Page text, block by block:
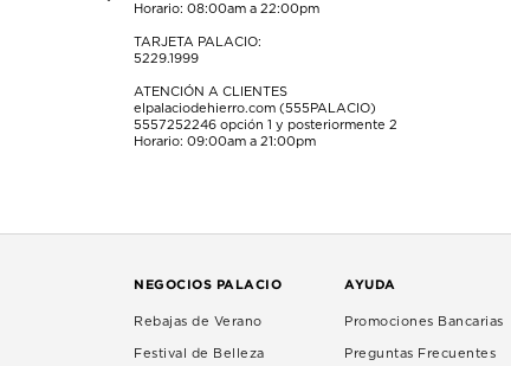
Horario: 08:00am a 22:00pm
TARJETA PALACIO:
5229.1999
ATENCIÓN A CLIENTES
elpalaciodehierro.com (555PALACIO)
5557252246 opción 1 y posteriormente 2
Horario: 09:00am a 21:00pm
NEGOCIOS PALACIO
Rebajas de Verano
Festival de Belleza
AYUDA
Promociones Bancarias
Preguntas Frecuentes